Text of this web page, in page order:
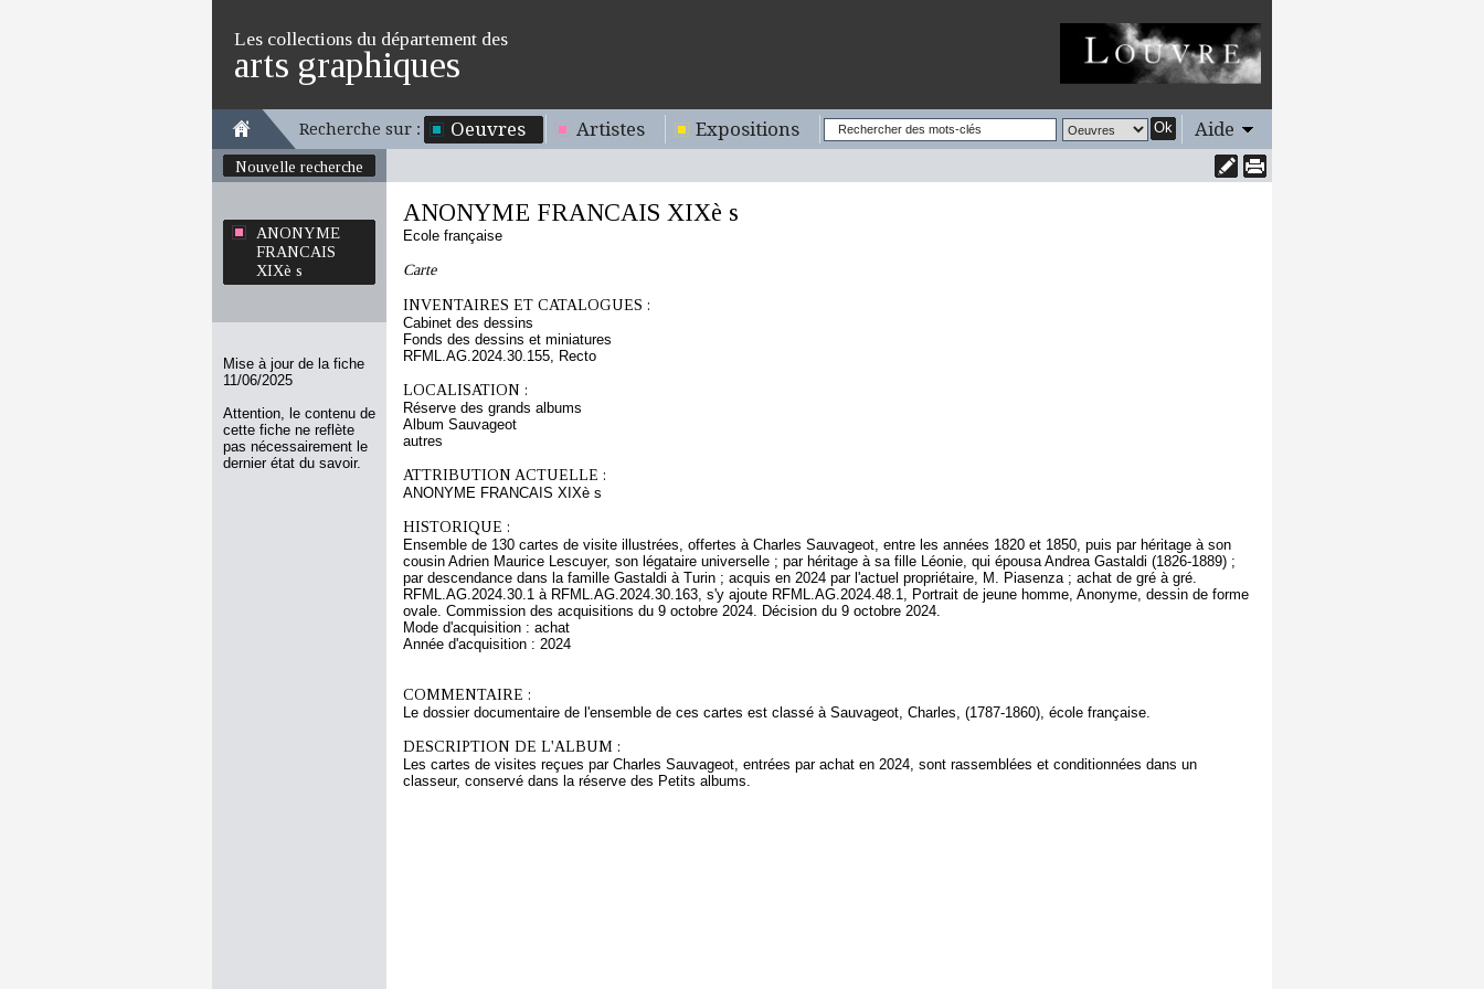
Les collections du département des
arts graphiques
Recherche sur : Oeuvres Artistes Expositions Ok Aide
Nouvelle recherche
ANONYME
FRANCAIS
XIXè s
Mise à jour de la fiche
11/06/2025
Attention, le contenu de
cette fiche ne reflète
pas nécessairement le
dernier état du savoir.
ANONYME FRANCAIS XIXè s
Ecole française
Carte
INVENTAIRES ET CATALOGUES :
Cabinet des dessins
Fonds des dessins et miniatures
RFML.AG.2024.30.155, Recto
LOCALISATION :
Réserve des grands albums
Album Sauvageot
autres
ATTRIBUTION ACTUELLE :
ANONYME FRANCAIS XIXè s
HISTORIQUE :
Ensemble de 130 cartes de visite illustrées, offertes à Charles Sauvageot, entre les années 1820 et 1850, puis par héritage à son
cousin Adrien Maurice Lescuyer, son légataire universelle ; par héritage à sa fille Léonie, qui épousa Andrea Gastaldi (1826-1889) ;
par descendance dans la famille Gastaldi à Turin ; acquis en 2024 par l'actuel propriétaire, M. Piasenza ; achat de gré à gré.
RFML.AG.2024.30.1 à RFML.AG.2024.30.163, s'y ajoute RFML.AG.2024.48.1, Portrait de jeune homme, Anonyme, dessin de forme
ovale. Commission des acquisitions du 9 octobre 2024. Décision du 9 octobre 2024.
Mode d'acquisition : achat
Année d'acquisition : 2024
COMMENTAIRE :
Le dossier documentaire de l'ensemble de ces cartes est classé à Sauvageot, Charles, (1787-1860), école française.
DESCRIPTION DE L'ALBUM :
Les cartes de visites reçues par Charles Sauvageot, entrées par achat en 2024, sont rassemblées et conditionnées dans un
classeur, conservé dans la réserve des Petits albums.